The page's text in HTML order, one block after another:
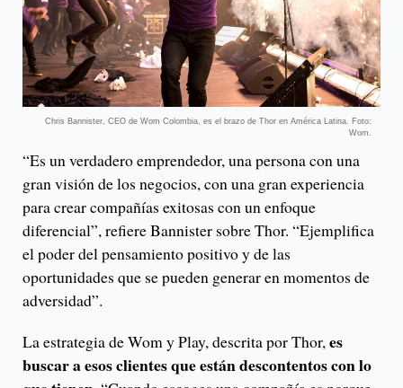
Chris Bannister, CEO de Wom Colombia, es el brazo de Thor en América Latina. Foto:
Wom.
“Es un verdadero emprendedor, una persona con una
gran visión de los negocios, con una gran experiencia
para crear compañías exitosas con un enfoque
diferencial”, refiere Bannister sobre Thor. “Ejemplifica
el poder del pensamiento positivo y de las
oportunidades que se pueden generar en momentos de
adversidad”.
La estrategia de Wom y Play, descrita por Thor,es
buscar a esos clientes que están descontentos con lo